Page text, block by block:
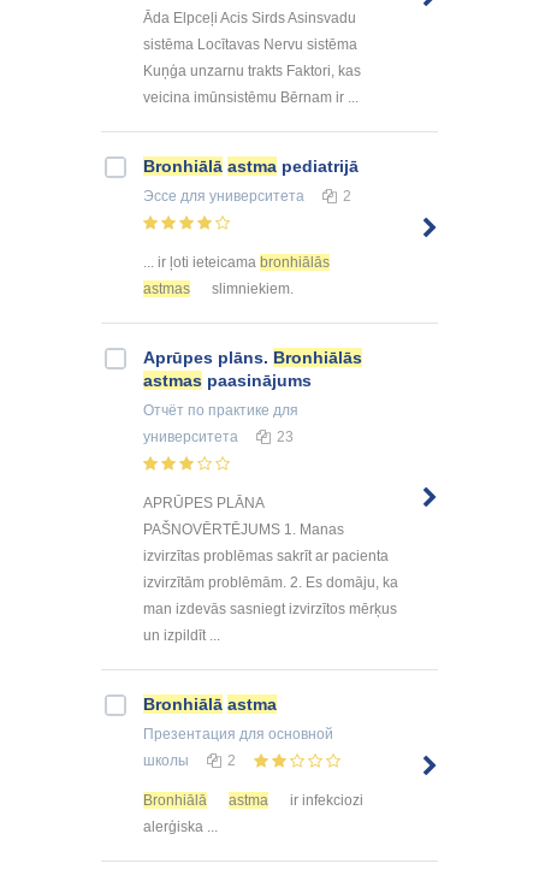
Āda Elpceļi Acis Sirds Asinsvadu
sistēma Locītavas Nervu sistēma
Kuņģa unzarnu trakts Faktori, kas
veicina imūnsistēmu Bērnam ir ...
Bronhiālā astma pediatrijā
Эссе для университета 2
... ir ļoti ieteicama bronhiālās
astmas
slimniekiem.
Aprūpes plāns. Bronhiālās
astmas paasinājums
Отчёт по практике для
университета
23
APRŪPES PLĀNA
PAŠNOVĒRTĒJUMS 1. Manas
izvirzītas problēmas sakrīt ar pacienta
izvirzītām problēmām. 2. Es domāju, ka
man izdevās sasniegt izvirzītos mērķus
un izpildīt ...
Bronhiālā astma
Презентация для основной
школы
2
Bronhiālā astma
ir infekciozi
alerģiska ...